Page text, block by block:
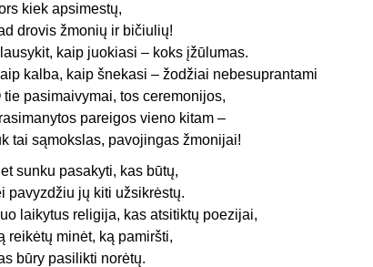
kiek apsimestų,
drovis žmonių ir bičiulių!
kaip juokiasi – koks įžūlumas.
kalba, kaip šnekasi – žodžiai nebesuprantami
tie pasimaivymai, tos ceremonijos,
pareigos vieno kitam –
tai sąmokslas, pavojingas žmonijai!
sunku pasakyti, kas būtų,
pavyzdžiu jų kiti užsikrėstų.
laikytus religija, kas atsitiktų poezijai,
reikėtų minėt, ką pamiršti,
būry pasilikti norėtų.